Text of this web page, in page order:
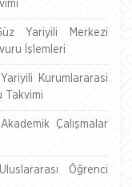
Yariyili Merkezi
İşlemleri
Kurumlararasi
Takvimi
Çalışmalar
Öğrenci